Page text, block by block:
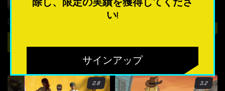
フリーセックスシミュレーター
Giantess Spa – Investigation – New Version 0.3.5 [Lucifer and Lilith Synd]
2.8 3.2
除し、限定の実績を獲得してくださ
い!
サインアップ